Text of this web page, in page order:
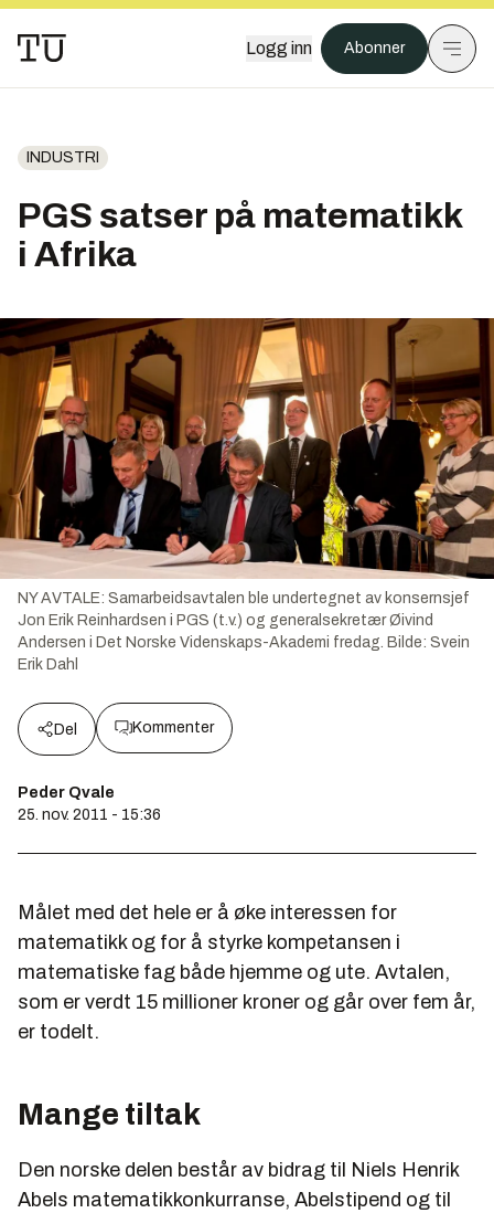
Logg inn Abonner
INDUSTRI
PGS satser på matematikk
i Afrika
NY AVTALE: Samarbeidsavtalen ble undertegnet av konsernsjef
Jon Erik Reinhardsen i PGS (t.v.) og generalsekretær Øivind
Andersen i Det Norske Videnskaps-Akademi fredag. Bilde: Svein
Erik Dahl
Del Kommenter
Peder Qvale
25. nov. 2011 - 15:36
Målet med det hele er å øke interessen for
matematikk og for å styrke kompetansen i
matematiske fag både hjemme og ute. Avtalen,
som er verdt 15 millioner kroner og går over fem år,
er todelt.
Mange tiltak
Den norske delen består av bidrag til Niels Henrik
Abels matematikkonkurranse, Abelstipend og til